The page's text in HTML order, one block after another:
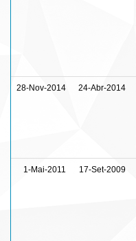
28-Nov-2014 24-Abr-2014
1-Mai-2011 17-Set-2009